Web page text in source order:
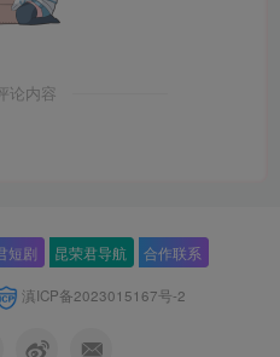
论内容
短剧 昆荣君导航 合作联系
滇ICP备2023015167号-2